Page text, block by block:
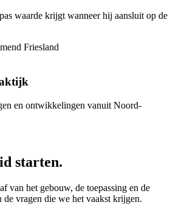
waarde krijgt wanneer hij aansluit op de
en ontwikkelingen vanuit Noord-
starten.
van het gebouw, de toepassing en de
vragen die we het vaakst krijgen.